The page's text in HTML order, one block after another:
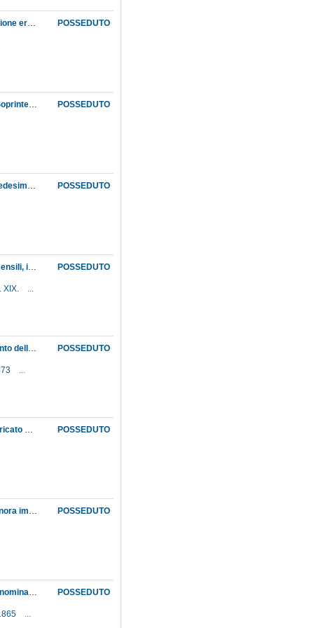
POSSEDUTO
Collaudo e pagamento dell'armadio per gli strumenti del laboratorio di fisica, la cui costruzione era stata affidata al falegname Stoppa; acquisto di altri tre armadi fatti dal medesimo falegname
POSSEDUTO
Collocamento a riposo del giardiniere del Museo per motivi di salute. Trasmissione, dalla Soprintendenza dell'Istituto di studi superiori, del decreto relativo
POSSEDUTO
Collocamento a riposo del guardaportone del Museo Giovacchino Focardi; richiesta del medesimo di liquidazione della pensione, comprensiva dell'indennità di medicinali goduta durante la cessata Corte granducale
POSSEDUTO
Collocamento a riposo del guardaportone Pietro Luci; richiesta del medesimo di acconti mensili, in attesa della liquidazione della pensione
XIX.
...
POSSEDUTO
Comunicazione dal direttore della Segreteria fiorentina della Pubblica istruzione dell'aumento dello stipendio assegnato al professor Donati ed invio del decreto relativo
...
POSSEDUTO
Comunicazione dal ministro della Pubblica istruzione della nomina di Pietro Blaserna, incaricato dell'insegnamento di fisica nell'Istituto di studi superiori, ad aiuto alla cattedra di fisica nell'Istituto stesso
POSSEDUTO
Comunicazione dalla Segreteria fiorentina della pubblica istruzione dei motivi che hanno finora impedito la registrazione del contratto di appalto per la costruzione dei ferramenti agli scaffali della sala di paleontologia
POSSEDUTO
Comunicazione del direttore del Museo al Ministero della pubblica istruzione in merito alla nomina di Antonio Pacinotti, già aiuto del professore di astronomia, a professore nell'Istituto tecnico di Bologna
...